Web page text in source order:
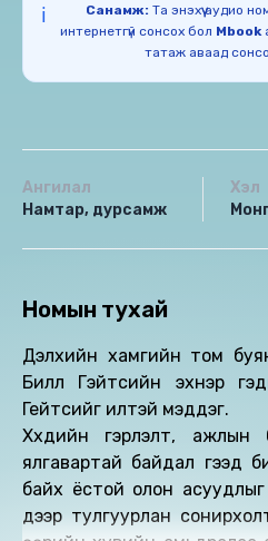
ℹ️ Санамж: Та энэхүү аудио
интернетгүй сонсох бол Mbook
татаж аваад
Ангилал
Намтар, дурсамж
Хэл
Номын тухай
Дэлхийн хамгийн том
Билл Гэйтсийн эхнэр
Гейтсийг илүүтэй мэддэг.
Хүүхдийн гэрлэлт, ажлын
ялгавартай байдал гээд
байх ёстой олон асуудлыг
дээр тулгуурлан